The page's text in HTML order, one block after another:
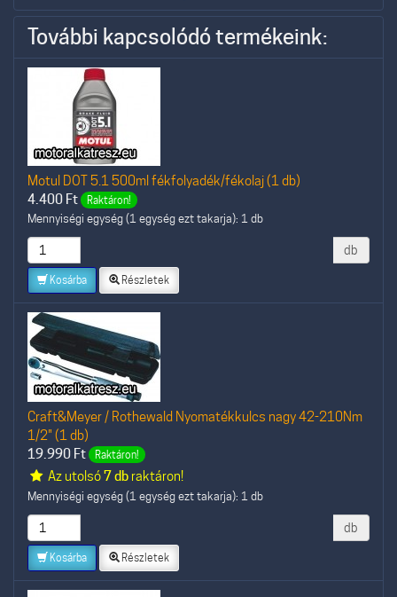
További kapcsolódó termékeink:
Motul DOT 5.1 500ml fékfolyadék/fékolaj (1 db)
4.400 Ft Raktáron!
Mennyiségi egység (1 egység ezt takarja): 1 db
db
Kosárba Részletek
Craft&Meyer / Rothewald Nyomatékkulcs nagy 42-210Nm
1/2" (1 db)
19.990 Ft Raktáron!
Az utolsó7 dbraktáron!
Mennyiségi egység (1 egység ezt takarja): 1 db
db
Kosárba Részletek